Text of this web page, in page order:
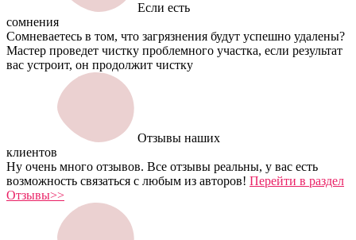
Если есть
сомнения
Сомневаетесь в том, что загрязнения будут успешно удалены?
Мастер проведет чистку проблемного участка, если результат
вас устроит, он продолжит чистку
Отзывы наших
клиентов
Ну очень много отзывов. Все отзывы реальны, у вас есть
возможность связаться с любым из авторов! Перейти в раздел
Отзывы>>